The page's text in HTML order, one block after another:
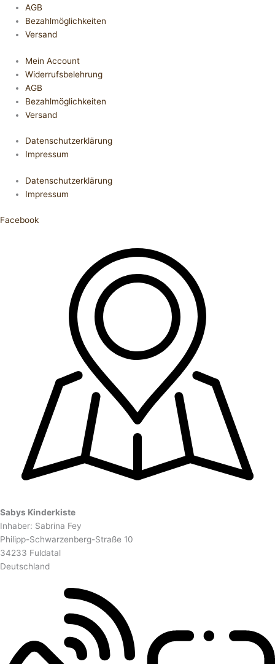
AGB
Bezahlmöglichkeiten
Versand
Mein Account
Widerrufsbelehrung
AGB
Bezahlmöglichkeiten
Versand
Datenschutzerklärung
Impressum
Datenschutzerklärung
Impressum
Facebook
Sabys Kinderkiste
Inhaber: Sabrina Fey
Philipp-Schwarzenberg-Straße 10
34233 Fuldatal
Deutschland